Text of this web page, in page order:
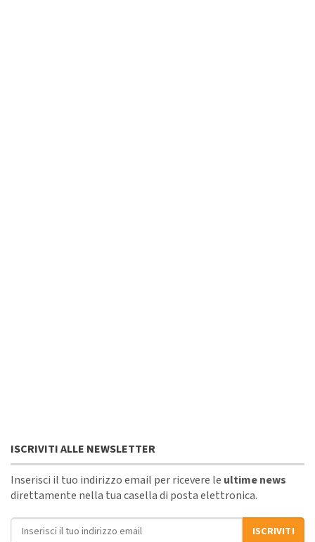
ISCRIVITI ALLE NEWSLETTER
Inserisci il tuo indirizzo email per ricevere le ultime news
direttamente nella tua casella di posta elettronica.
Indirizzo email
ISCRIVITI